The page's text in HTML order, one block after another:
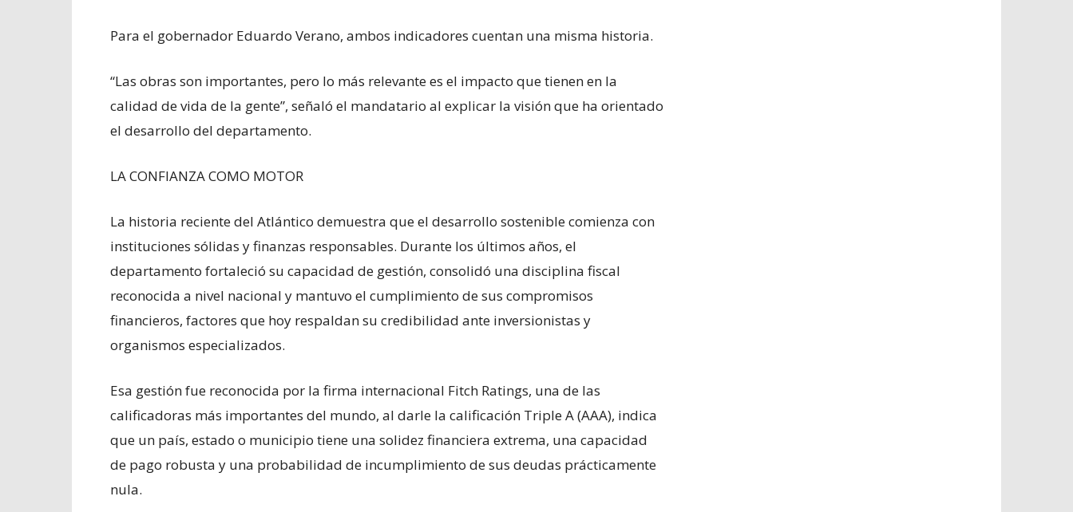
Para el gobernador Eduardo Verano, ambos indicadores cuentan una misma historia.
“Las obras son importantes, pero lo más relevante es el impacto que tienen en la
calidad de vida de la gente”, señaló el mandatario al explicar la visión que ha orientado
el desarrollo del departamento.
LA CONFIANZA COMO MOTOR
La historia reciente del Atlántico demuestra que el desarrollo sostenible comienza con
instituciones sólidas y finanzas responsables. Durante los últimos años, el
departamento fortaleció su capacidad de gestión, consolidó una disciplina fiscal
reconocida a nivel nacional y mantuvo el cumplimiento de sus compromisos
financieros, factores que hoy respaldan su credibilidad ante inversionistas y
organismos especializados.
Esa gestión fue reconocida por la firma internacional Fitch Ratings, una de las
calificadoras más importantes del mundo, al darle la calificación Triple A (AAA), indica
que un país, estado o municipio tiene una solidez financiera extrema, una capacidad
de pago robusta y una probabilidad de incumplimiento de sus deudas prácticamente
nula.